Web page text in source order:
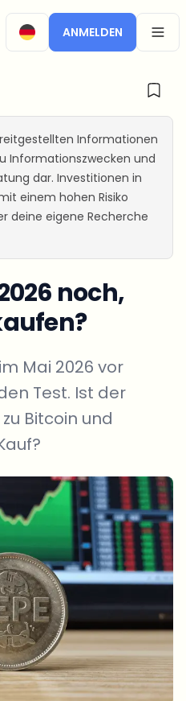
ANMELDEN
Informationen
Informationszwecken und
dar. Investitionen in
einem hohen Risiko
deine eigene Recherche
noch,
Mai 2026 vor
Test. Ist der
Bitcoin und